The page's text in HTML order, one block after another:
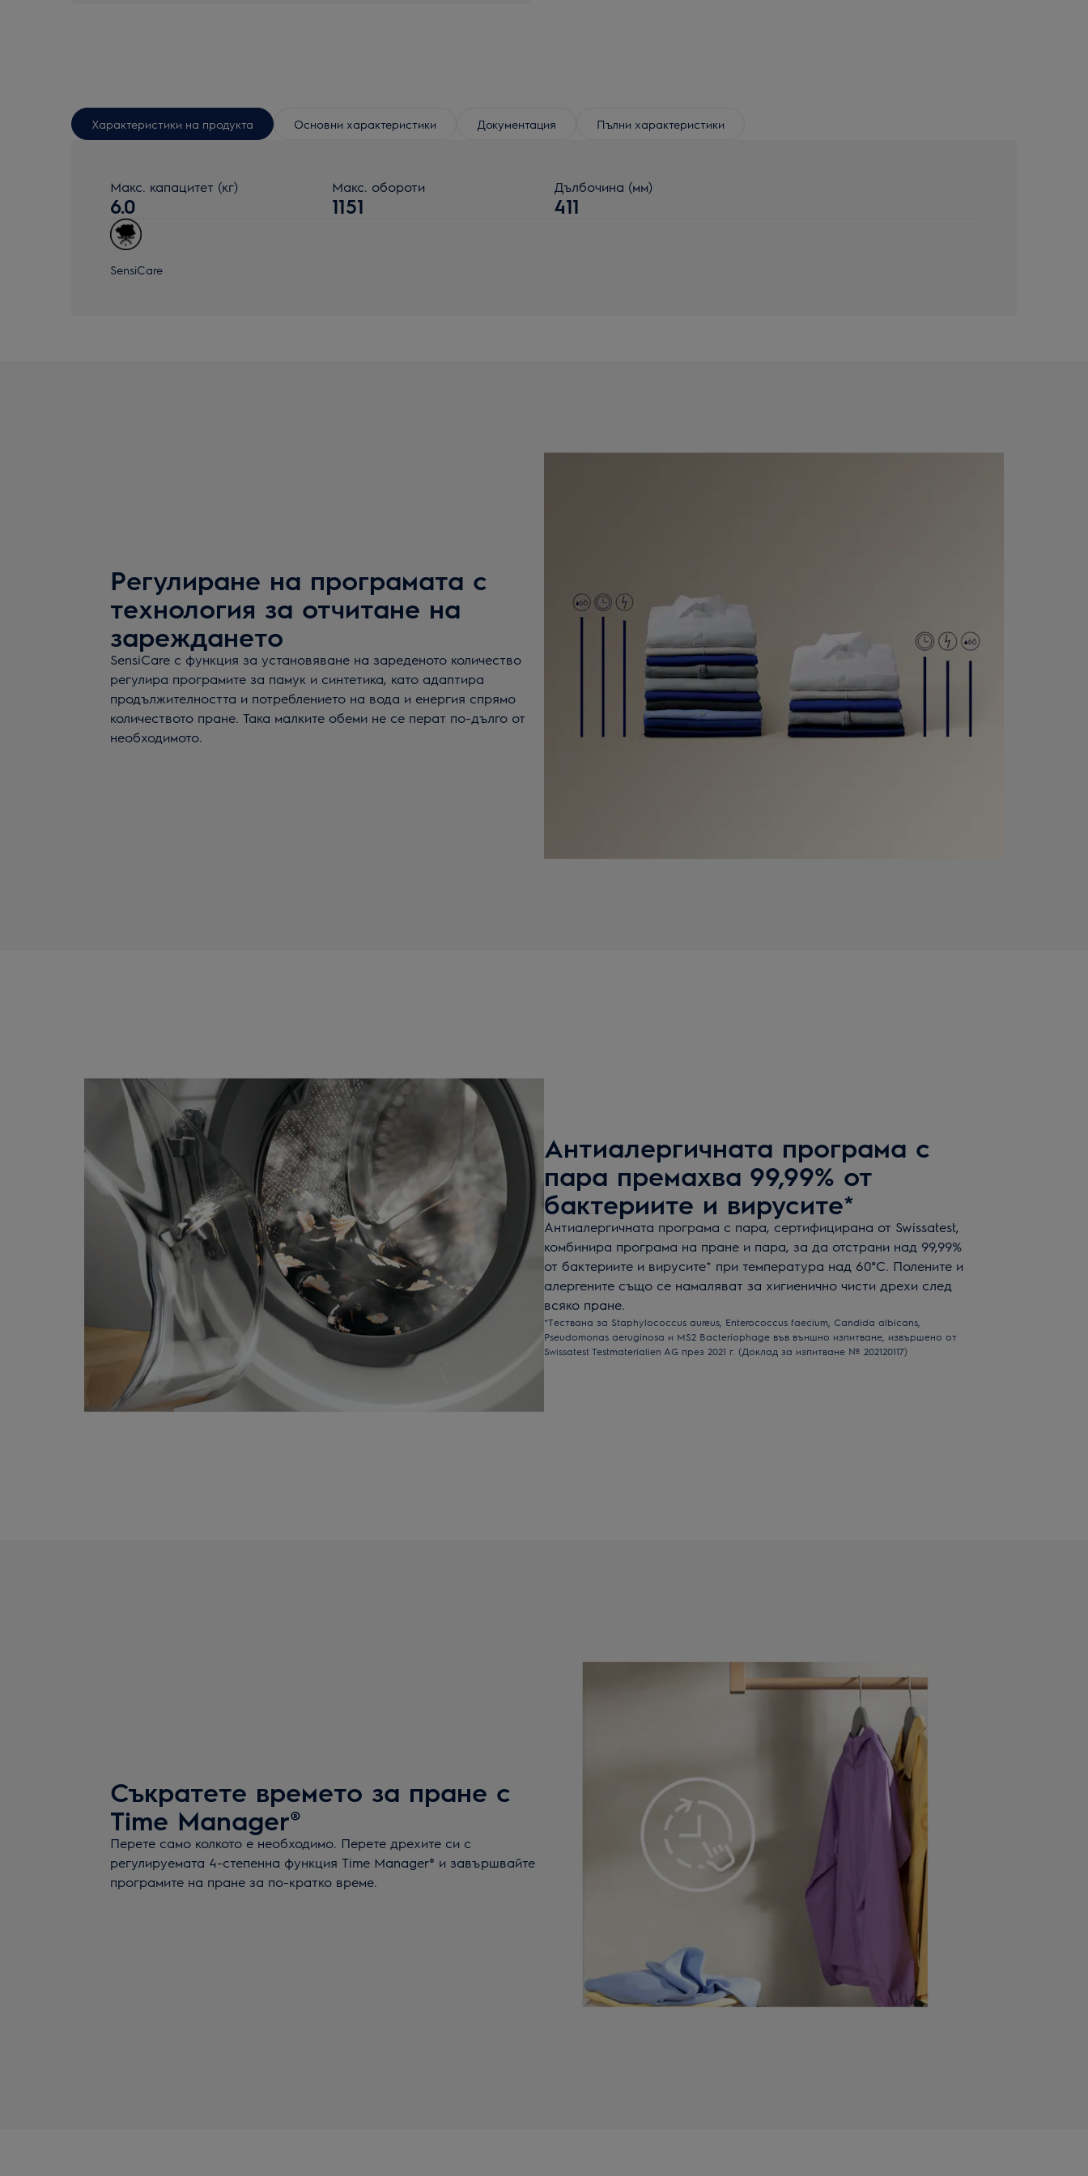
Характеристики на продукта Основни характеристики Документация Пълни характеристики
Макс. капацитет (кг)
6.0
Макс. обороти
1151
Дълбочина (мм)
411
SensiCare
Регулиране на програмата с
технология за отчитане на
зареждането
SensiCare с функция за установяване на зареденото количество
регулира програмите за памук и синтетика, като адаптира
продължителността и потреблението на вода и енергия спрямо
количеството пране. Така малките обеми не се перат по-дълго от
необходимото.
Антиалергичната програма с
пара премахва 99,99% от
бактериите и вирусите*
Антиалергичната програма с пара, сертифицирана от Swissatest,
комбинира програма на пране и пара, за да отстрани над 99,99%
от бактериите и вирусите* при температура над 60°C. Полените и
алергените също се намаляват за хигиенично чисти дрехи след
всяко пране.
*Тествана за Staphylococcus aureus, Enterococcus faecium, Candida albicans,
Pseudomonas aeruginosa и MS2 Bacteriophage във външно изпитване, извършено от
Swissatest Testmaterialien AG през 2021 г. (Доклад за изпитване № 202120117)
Съкратете времето за пране с
Time Manager®
Перете само колкото е необходимо. Перете дрехите си с
регулируемата 4-степенна функция Time Manager® и завършвайте
програмите на пране за по-кратко време.